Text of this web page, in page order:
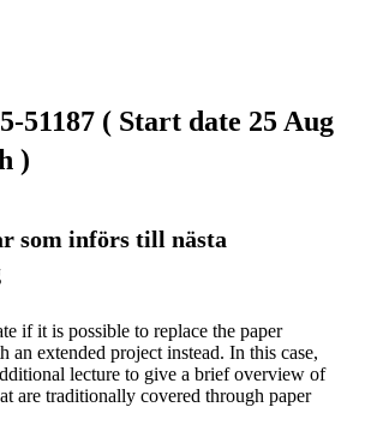
51187 ( Start date 25 Aug
)
som införs till nästa
if it is possible to replace the paper
an extended project instead. In this case,
lecture to give a brief overview of
are traditionally covered through paper